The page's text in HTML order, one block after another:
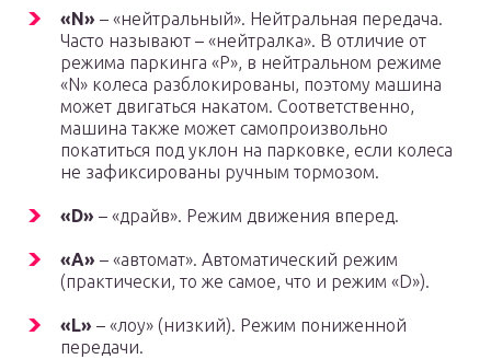
«N» – «нейтральный». Нейтральная передача.
Часто называют – «нейтралка». В отличие от
режима паркинга «P», в нейтральном режиме
«N» колеса разблокированы, поэтому машина
может двигаться накатом. Соответственно,
машина также может самопроизвольно
покатиться под уклон на парковке, если колеса
не зафиксированы ручным тормозом.
«D» – «драйв». Режим движения вперед.
«A» – «автомат». Автоматический режим
(практически, то же самое, что и режим «D»).
«L» – «лоу» (низкий). Режим пониженной
передачи.